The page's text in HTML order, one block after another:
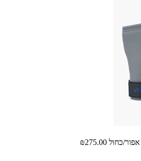
₪275.00